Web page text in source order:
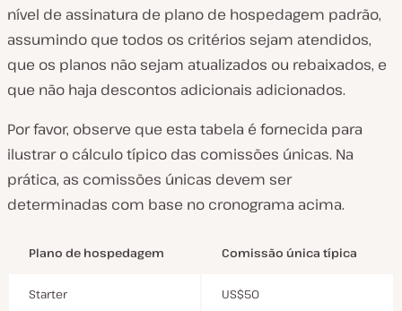
nível de assinatura de plano de hospedagem padrão,
assumindo que todos os critérios sejam atendidos,
que os planos não sejam atualizados ou rebaixados, e
que não haja descontos adicionais adicionados.
Por favor, observe que esta tabela é fornecida para
ilustrar o cálculo típico das comissões únicas. Na
prática, as comissões únicas devem ser
determinadas com base no cronograma acima.
Plano de hospedagem Comissão única típica
Starter US$50